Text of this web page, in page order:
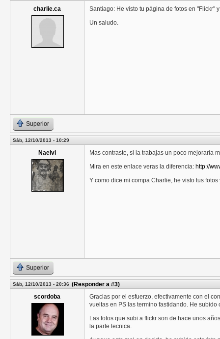
charlie.ca
Santiago: He visto tu página de fotos en
Un saludo.
Superior
Sáb, 12/10/2013 - 10:29
Naelvi
Mas contraste, si la trabajas un poco mejoraría
Mira en este enlace veras la diferencia: http://
Y como dice mi compa Charlie, he visto tus
Superior
Sáb, 12/10/2013 - 20:36 (Responder a #3)
scordoba
Gracias por el esfuerzo, efectivamente con el
vueltas en PS las termino fastidando. He
Las fotos que subi a flickr son de hace unos
la parte tecnica.